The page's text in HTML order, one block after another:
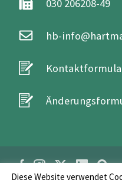
030 206208-49
hb-
Diese Website verwendet